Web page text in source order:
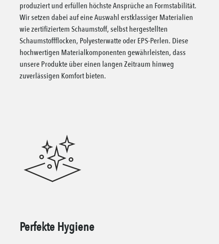
produziert und erfüllen höchste Ansprüche an Formstabilität.
Wir setzen dabei auf eine Auswahl erstklassiger Materialien
wie zertifiziertem Schaumstoff, selbst hergestellten
Schaumstoffflocken, Polyesterwatte oder EPS-Perlen. Diese
hochwertigen Materialkomponenten gewährleisten, dass
unsere Produkte über einen langen Zeitraum hinweg
zuverlässigen Komfort bieten.
Perfekte Hygiene